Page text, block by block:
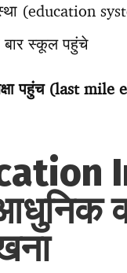
(education
बार स्कूल पहुंचे
पहुंच (last